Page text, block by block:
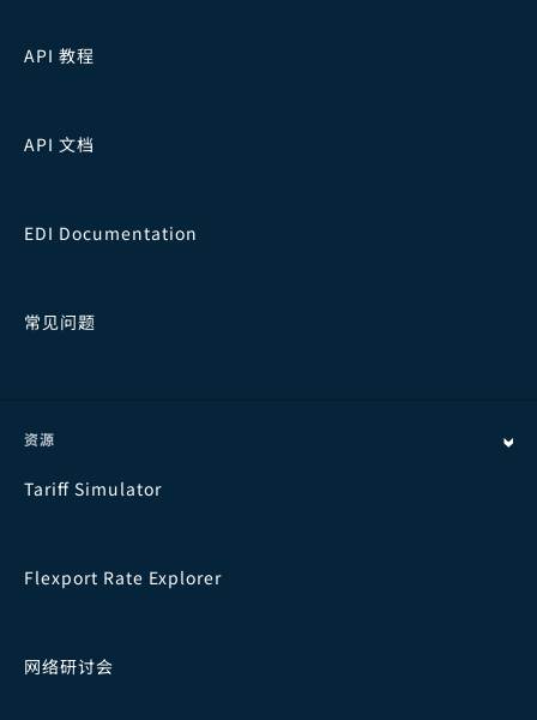
API 教程
API 文档
EDI Documentation
常见问题
资源
Tariff Simulator
Flexport Rate Explorer
网络研讨会